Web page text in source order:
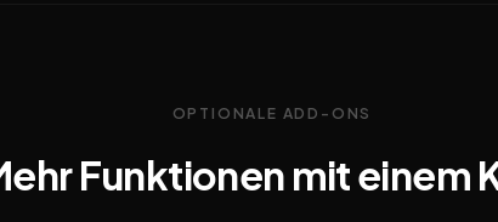
OPTIONALE ADD-ONS
Funktionen mit einem